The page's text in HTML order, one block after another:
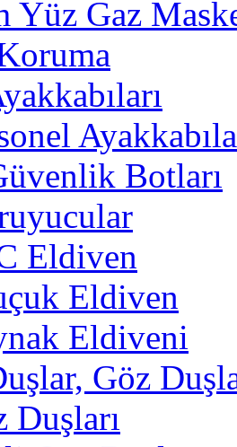
Yüz Gaz
Botları
Eldiven
Eldiven
Eldiveni
Göz
Duşları